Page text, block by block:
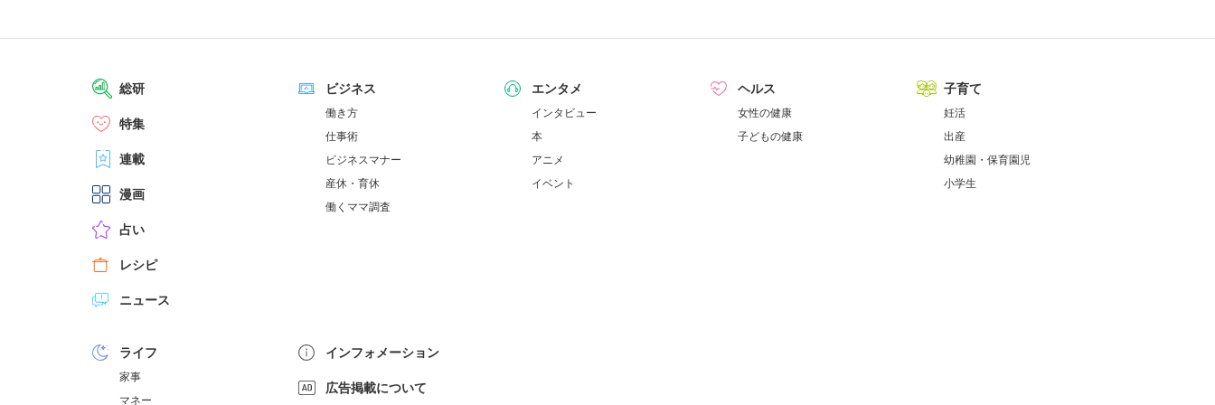
総研
特集
連載
漫画
占い
レシピ
ニュース
ビジネス
働き方
仕事術
ビジネスマナー
産休・育休
働くママ調査
エンタメ
インタビュー
本
アニメ
イベント
ヘルス
女性の健康
子どもの健康
子育て
妊活
出産
幼稚園・保育園児
小学生
ライフ
家事
マネー
インフォメーション
広告掲載について